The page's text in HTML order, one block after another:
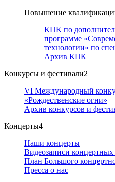
Повышение
КПК по
программе
технологии» по
Архив КПК
Конкурсы и фестивали2
VI Международный
«Рождественские огни»
Архив конкурсов и
Концерты4
Наши концерты
Видеозаписи
План Большого
Пресса о нас